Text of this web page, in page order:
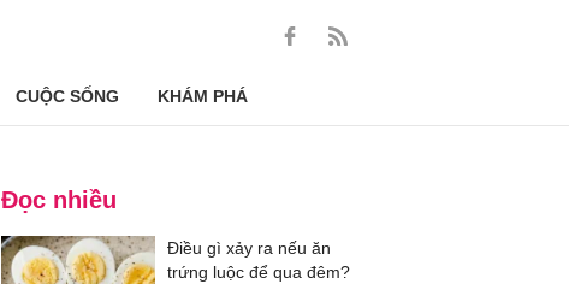
CUỘC SỐNG KHÁM PHÁ
Đọc nhiều
Điều gì xảy ra nếu ăn
trứng luộc để qua đêm?